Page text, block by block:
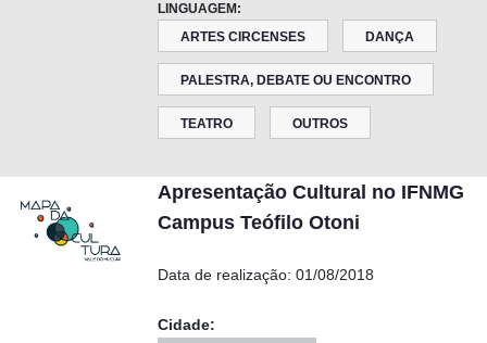
LINGUAGEM:
ARTES CIRCENSES
DANÇA
PALESTRA, DEBATE OU ENCONTRO
TEATRO OUTROS
Apresentação Cultural no IFNMG
Campus Teófilo Otoni
Data de realização: 01/08/2018
Cidade: